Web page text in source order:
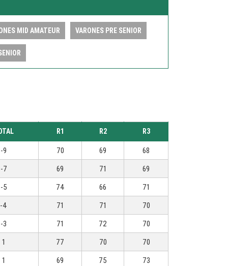
MID AMATEUR VARONES PRE SENIOR
R1 R2 R3
-9 70 69
68
-7
69 71
69
-5
74 66
71
-4
71 71
70
-3
71 72
70
1
77 70
70
1
69 75
73